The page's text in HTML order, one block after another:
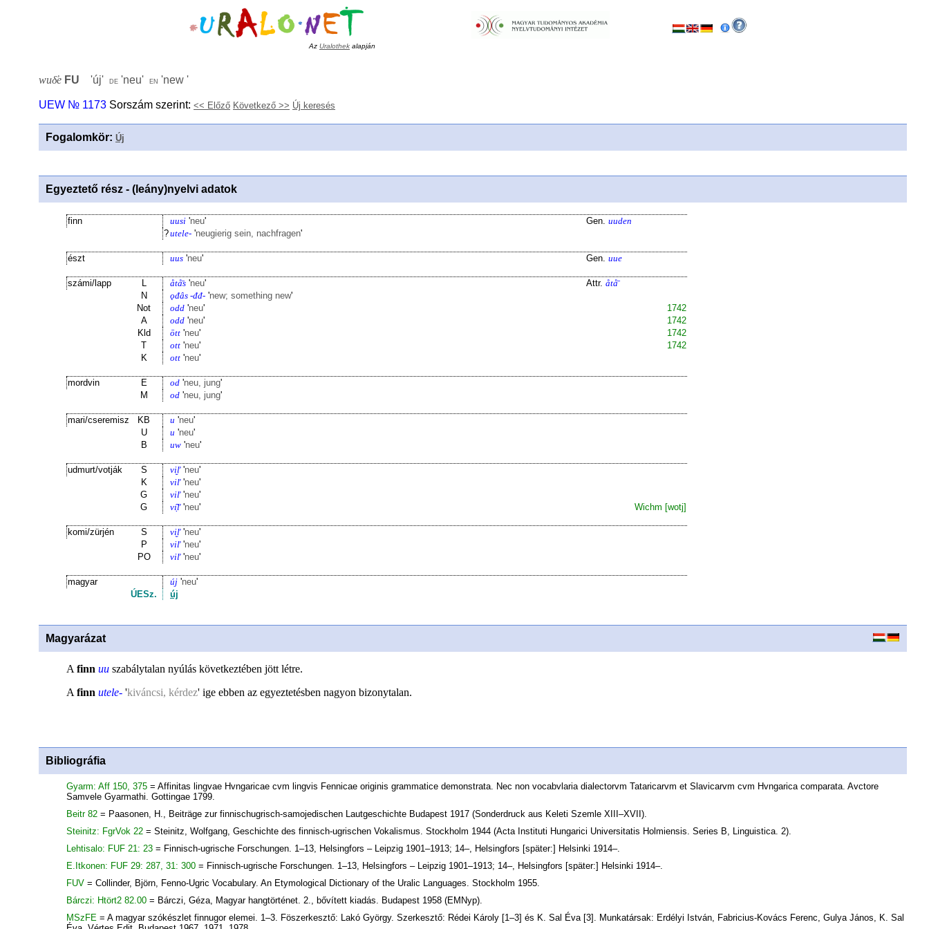
Az Uralothek alapján
wuδ̕e FU 'új' de 'neu' en 'new '
UEW № 1173 Sorszám szerint: << Előző Következő >> Új keresés
Fogalomkör: Új
Egyeztető rész - (leány)nyelvi adatok
finn uusi 'neu' Gen. uuden
?utele- 'neugierig sein, nachfragen'
észt uus 'neu' Gen. uue
számi/lapp L åtå̄s 'neu' Attr. åtå̄
N
ǫđâs -đđ- 'new; something new'
Not
odd 'neu'
1742
A
odd 'neu'
1742
Kld
ōtt 'neu'
1742
T
ott 'neu'
1742
K
ott 'neu'
mordvin E od 'neu, jung'
M
od 'neu, jung'
mari/cseremisz KB u 'neu'
U
u 'neu'
B
uw 'neu'
udmurt/votják S vi̮ľ'neu'
K
viľ'neu'
G
viľ'neu'
G
vı̣̑ľ'neu' Wichm [wotj]
komi/zürjén S vi̮ľ'neu'
P
viľ'neu'
PO
viľ'neu'
magyar új 'neu'
ÚESz.
új
Magyarázat
A finn uu szabálytalan nyúlás következtében jött létre.
A finn utele- 'kiváncsi, kérdez' ige ebben az egyeztetésben nagyon bizonytalan.
Bibliográfia
Gyarm: Aff 150, 375 = Affinitas lingvae Hvngaricae cvm lingvis Fennicae originis grammatice demonstrata. Nec non vocabvlaria dialectorvm Tataricarvm et Slavicarvm cvm Hvngarica comparata. Avctore
Samvele Gyarmathi. Gottingae 1799.
Beitr 82 = Paasonen, H., Beiträge zur finnischugrisch-samojedischen Lautgeschichte Budapest 1917 (Sonderdruck aus Keleti Szemle XIII–XVII).
Steinitz: FgrVok 22 = Steinitz, Wolfgang, Geschichte des finnisch-ugrischen Vokalismus. Stockholm 1944 (Acta Instituti Hungarici Universitatis Holmiensis. Series B, Linguistica. 2).
Lehtisalo: FUF 21: 23 = Finnisch-ugrische Forschungen. 1–13, Helsingfors – Leipzig 1901–1913; 14–, Helsingfors [später:] Helsinki 1914–.
E.Itkonen: FUF 29: 287, 31: 300 = Finnisch-ugrische Forschungen. 1–13, Helsingfors – Leipzig 1901–1913; 14–, Helsingfors [später:] Helsinki 1914–.
FUV = Collinder, Björn, Fenno-Ugric Vocabulary. An Etymological Dictionary of the Uralic Languages. Stockholm 1955.
Bárczi: Htört2 82.00 = Bárczi, Géza, Magyar hangtörténet. 2., bővített kiadás. Budapest 1958 (EMNyp).
MSzFE = A magyar szókészlet finnugor elemei. 1–3. Föszerkesztő: Lakó György. Szerkesztő: Rédei Károly [1–3] és K. Sal Éva [3]. Munkatársak: Erdélyi István, Fabricius-Kovács Ferenc, Gulya János, K. Sal